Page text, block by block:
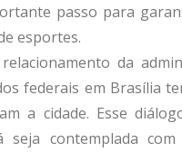
passo para
esportes.
da
federais em Brasília
a cidade. Esse
seja contemplada